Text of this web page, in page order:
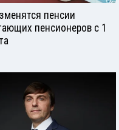
пенсии
пенсионеров с 1